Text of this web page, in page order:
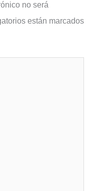
no será
están marcados